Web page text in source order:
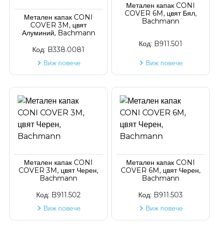
Метален капак CONI
COVER 3M, цвят
Алуминий, Bachmann
Код: B338.0081
Виж повече
Метален капак CONI
COVER 6M, цвят Бял,
Bachmann
Код: B911.501
Виж повече
Метален капак CONI
COVER 3M, цвят Черен,
Bachmann
Код: B911.502
Виж повече
Метален капак CONI
COVER 6M, цвят Черен,
Bachmann
Код: B911.503
Виж повече